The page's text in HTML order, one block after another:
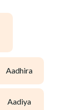
aadhira
aadiya